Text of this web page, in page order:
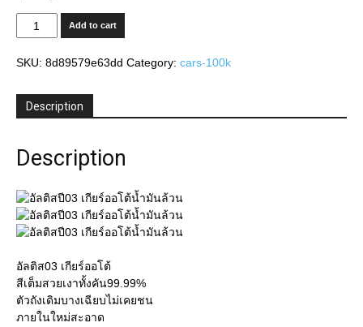
ติ
โต้
quantity
Add to cart
SKU: 8d89579e63dd Category: cars-100k
Description
Description
อัลติส03 เกียร์ออโต้
สีเต็มสวยเงาทั้งคัน99.99%
ตัวถังเดิมบางเฉียบไม่เคยชน
ภายในใหม่สะอาด